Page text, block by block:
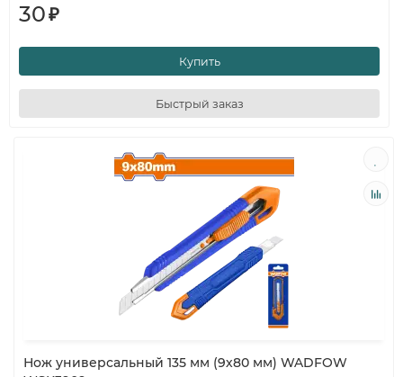
30₽
Купить
Быстрый заказ
Нож универсальный 135 мм (9х80 мм) WADFOW